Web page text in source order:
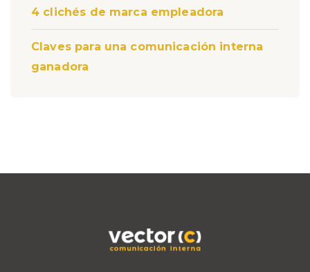
4 clichés de marca empleadora
Claves para una comunicación interna
ganadora